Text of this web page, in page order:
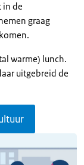
in de
graag
warme) lunch.
uitgebreid de